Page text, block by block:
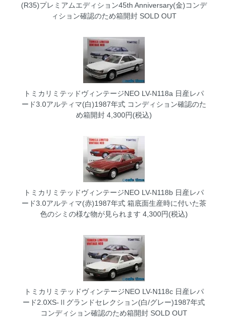
(R35)プレミアムエディション45th Anniversary(金)コンデ
ィション確認のため箱開封SOLD OUT
トミカリミテッドヴィンテージNEO LV-N118a 日産レパ
ード3.0アルティマ(白)1987年式 コンディション確認のた
め箱開封4,300円(税込)
トミカリミテッドヴィンテージNEO LV-N118b 日産レパ
ード3.0アルティマ(赤)1987年式 箱底面生産時に付いた茶
色のシミの様な物が見られます 4,300円(税込)
トミカリミテッドヴィンテージNEO LV-N118c 日産レパ
ード2.0XS-Ⅱグランドセレクション(白/グレー)1987年式
コンディション確認のため箱開封SOLD OUT